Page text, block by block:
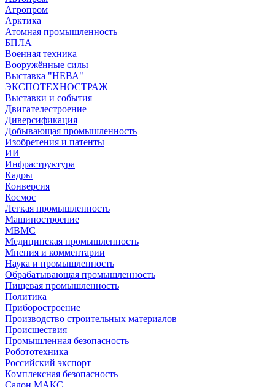
Агропром
Арктика
Атомная промышленность
БПЛА
Военная техника
Вооружённые силы
Выставка "НЕВА"
ЭКСПОТЕХНОСТРАЖ
Выставки и события
Двигателестроение
Диверсификация
Добывающая промышленность
Изобретения и патенты
ИИ
Инфраструктура
Кадры
Конверсия
Космос
Легкая промышленность
Машиностроение
МВМС
Медицинская промышленность
Мнения и комментарии
Наука и промышленность
Обрабатывающая промышленность
Пищевая промышленность
Политика
Приборостроение
Производство строительных материалов
Происшествия
Промышленная безопасность
Робототехника
Российский экспорт
Комплексная безопасность
Салон МАКС